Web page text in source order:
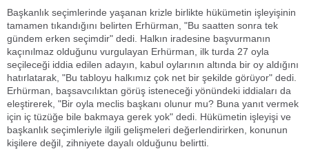
Başkanlık seçimlerinde yaşanan krizle birlikte hükümetin işleyişinin
tamamen tıkandığını belirten Erhürman, "Bu saatten sonra tek
gündem erken seçimdir" dedi. Halkın iradesine başvurmanın
kaçınılmaz olduğunu vurgulayan Erhürman, ilk turda 27 oyla
seçileceği iddia edilen adayın, kabul oylarının altında bir oy aldığını
hatırlatarak, "Bu tabloyu halkımız çok net bir şekilde görüyor" dedi.
Erhürman, başsavcılıktan görüş isteneceği yönündeki iddiaları da
eleştirerek, "Bir oyla meclis başkanı olunur mu? Buna yanıt vermek
için iç tüzüğe bile bakmaya gerek yok" dedi. Hükümetin işleyişi ve
başkanlık seçimleriyle ilgili gelişmeleri değerlendirirken, konunun
kişilere değil, zihniyete dayalı olduğunu belirtti.